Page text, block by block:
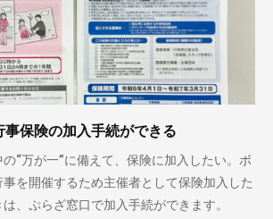
保険の加入手続ができる
“万が一”に備えて、保険に加入したい。ボ
を開催するため主催者として保険加入した
、ぷらざ窓口で加入手続ができます。